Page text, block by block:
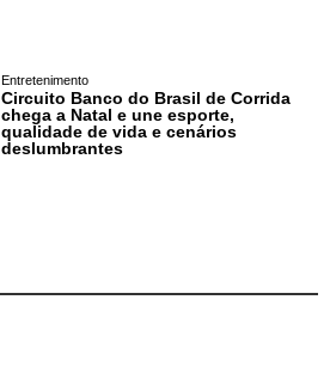
Entretenimento
Circuito Banco do Brasil de Corrida
chega a Natal e une esporte,
qualidade de vida e cenários
deslumbrantes